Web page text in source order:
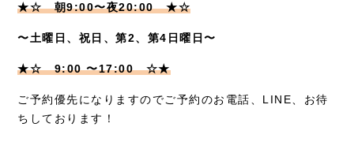
★☆ 朝9:00〜夜20:00 ★☆
〜土曜日、祝日、第2、第4日曜日〜
★☆ 9:00 〜17:00 ☆★
ご予約優先になりますのでご予約のお電話、LINE、お待
ちしております！